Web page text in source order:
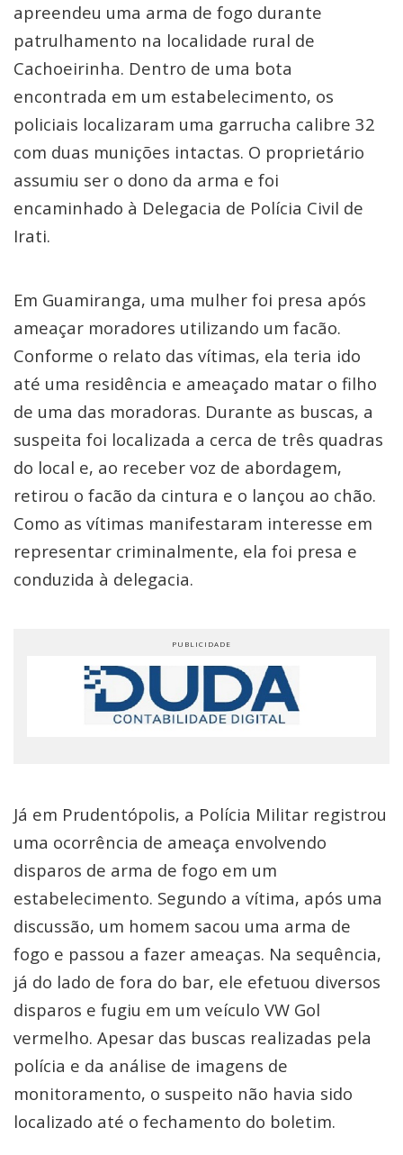
apreendeu uma arma de fogo durante
patrulhamento na localidade rural de
Cachoeirinha. Dentro de uma bota
encontrada em um estabelecimento, os
policiais localizaram uma garrucha calibre 32
com duas munições intactas. O proprietário
assumiu ser o dono da arma e foi
encaminhado à Delegacia de Polícia Civil de
Irati.
Em Guamiranga, uma mulher foi presa após
ameaçar moradores utilizando um facão.
Conforme o relato das vítimas, ela teria ido
até uma residência e ameaçado matar o filho
de uma das moradoras. Durante as buscas, a
suspeita foi localizada a cerca de três quadras
do local e, ao receber voz de abordagem,
retirou o facão da cintura e o lançou ao chão.
Como as vítimas manifestaram interesse em
representar criminalmente, ela foi presa e
conduzida à delegacia.
Já em Prudentópolis, a Polícia Militar registrou
uma ocorrência de ameaça envolvendo
disparos de arma de fogo em um
estabelecimento. Segundo a vítima, após uma
discussão, um homem sacou uma arma de
fogo e passou a fazer ameaças. Na sequência,
já do lado de fora do bar, ele efetuou diversos
disparos e fugiu em um veículo VW Gol
vermelho. Apesar das buscas realizadas pela
polícia e da análise de imagens de
monitoramento, o suspeito não havia sido
localizado até o fechamento do boletim.